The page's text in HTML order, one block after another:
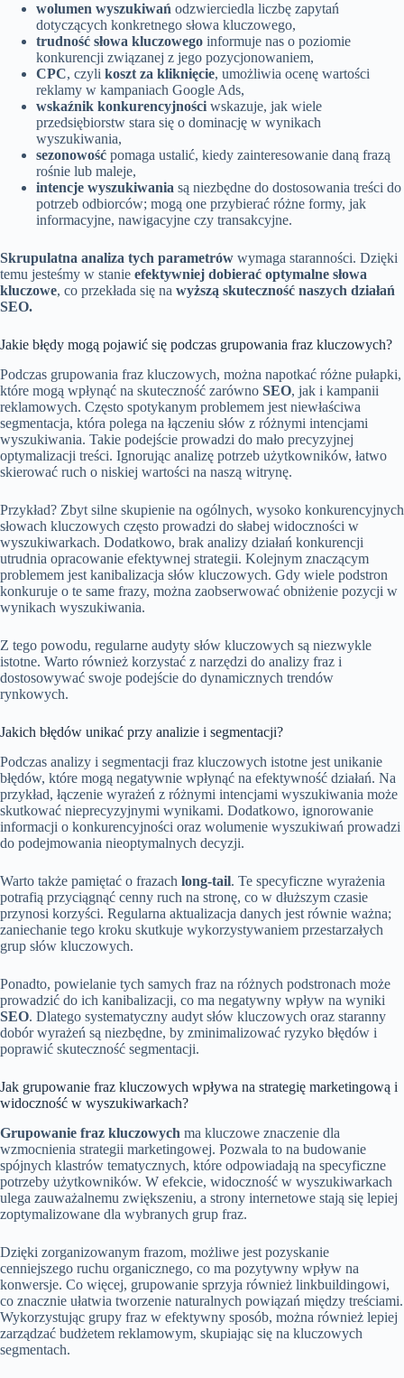
wolumen wyszukiwań odzwierciedla liczbę zapytań
dotyczących konkretnego słowa kluczowego,
trudność słowa kluczowego informuje nas o poziomie
konkurencji związanej z jego pozycjonowaniem,
CPC, czyli koszt za kliknięcie, umożliwia ocenę wartości
reklamy w kampaniach Google Ads,
wskaźnik konkurencyjności wskazuje, jak wiele
przedsiębiorstw stara się o dominację w wynikach
wyszukiwania,
sezonowość pomaga ustalić, kiedy zainteresowanie daną frazą
rośnie lub maleje,
intencje wyszukiwania są niezbędne do dostosowania treści do
potrzeb odbiorców; mogą one przybierać różne formy, jak
informacyjne, nawigacyjne czy transakcyjne.
Skrupulatna analiza tych parametrów wymaga staranności. Dzięki
temu jesteśmy w stanie efektywniej dobierać optymalne słowa
kluczowe, co przekłada się na wyższą skuteczność naszych działań
SEO.
Jakie błędy mogą pojawić się podczas grupowania fraz kluczowych?
Podczas grupowania fraz kluczowych, można napotkać różne pułapki,
które mogą wpłynąć na skuteczność zarówno SEO, jak i kampanii
reklamowych. Często spotykanym problemem jest niewłaściwa
segmentacja, która polega na łączeniu słów z różnymi intencjami
wyszukiwania. Takie podejście prowadzi do mało precyzyjnej
optymalizacji treści. Ignorując analizę potrzeb użytkowników, łatwo
skierować ruch o niskiej wartości na naszą witrynę.
Przykład? Zbyt silne skupienie na ogólnych, wysoko konkurencyjnych
słowach kluczowych często prowadzi do słabej widoczności w
wyszukiwarkach. Dodatkowo, brak analizy działań konkurencji
utrudnia opracowanie efektywnej strategii. Kolejnym znaczącym
problemem jest kanibalizacja słów kluczowych. Gdy wiele podstron
konkuruje o te same frazy, można zaobserwować obniżenie pozycji w
wynikach wyszukiwania.
Z tego powodu, regularne audyty słów kluczowych są niezwykle
istotne. Warto również korzystać z narzędzi do analizy fraz i
dostosowywać swoje podejście do dynamicznych trendów
rynkowych.
Jakich błędów unikać przy analizie i segmentacji?
Podczas analizy i segmentacji fraz kluczowych istotne jest unikanie
błędów, które mogą negatywnie wpłynąć na efektywność działań. Na
przykład, łączenie wyrażeń z różnymi intencjami wyszukiwania może
skutkować nieprecyzyjnymi wynikami. Dodatkowo, ignorowanie
informacji o konkurencyjności oraz wolumenie wyszukiwań prowadzi
do podejmowania nieoptymalnych decyzji.
Warto także pamiętać o frazach long-tail. Te specyficzne wyrażenia
potrafią przyciągnąć cenny ruch na stronę, co w dłuższym czasie
przynosi korzyści. Regularna aktualizacja danych jest równie ważna;
zaniechanie tego kroku skutkuje wykorzystywaniem przestarzałych
grup słów kluczowych.
Ponadto, powielanie tych samych fraz na różnych podstronach może
prowadzić do ich kanibalizacji, co ma negatywny wpływ na wyniki
SEO. Dlatego systematyczny audyt słów kluczowych oraz staranny
dobór wyrażeń są niezbędne, by zminimalizować ryzyko błędów i
poprawić skuteczność segmentacji.
Jak grupowanie fraz kluczowych wpływa na strategię marketingową i
widoczność w wyszukiwarkach?
Grupowanie fraz kluczowych ma kluczowe znaczenie dla
wzmocnienia strategii marketingowej. Pozwala to na budowanie
spójnych klastrów tematycznych, które odpowiadają na specyficzne
potrzeby użytkowników. W efekcie, widoczność w wyszukiwarkach
ulega zauważalnemu zwiększeniu, a strony internetowe stają się lepiej
zoptymalizowane dla wybranych grup fraz.
Dzięki zorganizowanym frazom, możliwe jest pozyskanie
cenniejszego ruchu organicznego, co ma pozytywny wpływ na
konwersje. Co więcej, grupowanie sprzyja również linkbuildingowi,
co znacznie ułatwia tworzenie naturalnych powiązań między treściami.
Wykorzystując grupy fraz w efektywny sposób, można również lepiej
zarządzać budżetem reklamowym, skupiając się na kluczowych
segmentach.